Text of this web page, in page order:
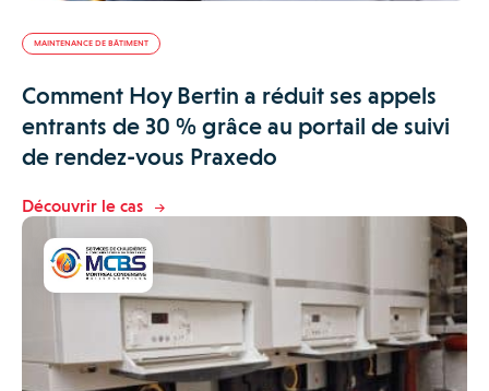
MAINTENANCE DE BÂTIMENT
Comment Hoy Bertin a réduit ses appels
entrants de 30 % grâce au portail de suivi
de rendez-vous Praxedo
Découvrir le cas